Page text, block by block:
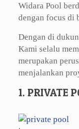
Widara Pool
dengan focus di
Dengan di
Kami selalu
merupakan
menjalankan
1. PRIVATE